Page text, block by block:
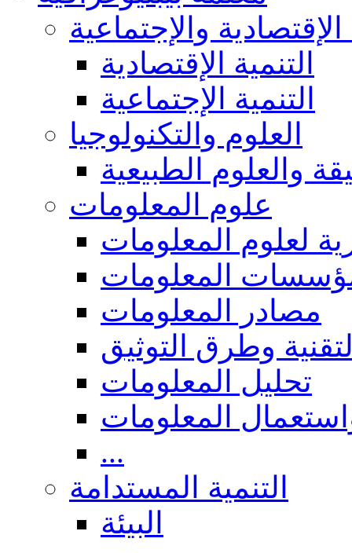
الإقتصادية والإجتماعية
التنمية الإقتصادية
التنمية الإجتماعية
العلوم والتكنولوجيا
والعلوم الطبيعية
علوم المعلومات
لعلوم المعلومات
المعلومات
مصادر المعلومات
وطرق التوثيق
تحليل المعلومات
المعلومات
...
التنمية المستدامة
البيئة